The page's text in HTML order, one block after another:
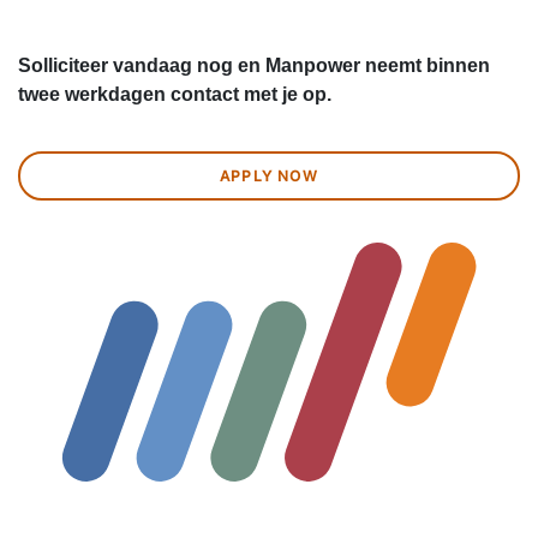
Solliciteer vandaag nog en Manpower neemt binnen
twee werkdagen contact met je op.
APPLY NOW